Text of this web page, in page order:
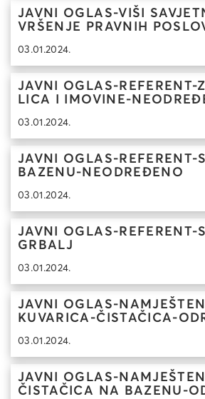
JAVNI OGLAS-VIŠI
VRŠENJE PRAVNIH
03.01.2024.
JAVNI OGLAS-REFERENT-
LICA I IMOVINE-
03.01.2024.
JAVNI OGLAS-REFERENT-
BAZENU-NEODREĐENO
03.01.2024.
JAVNI OGLAS-REFERENT-
GRBALJ
03.01.2024.
JAVNI OGLAS-
KUVARICA-ČISTAČICA-
03.01.2024.
JAVNI OGLAS-
ČISTAČICA NA BAZENU-